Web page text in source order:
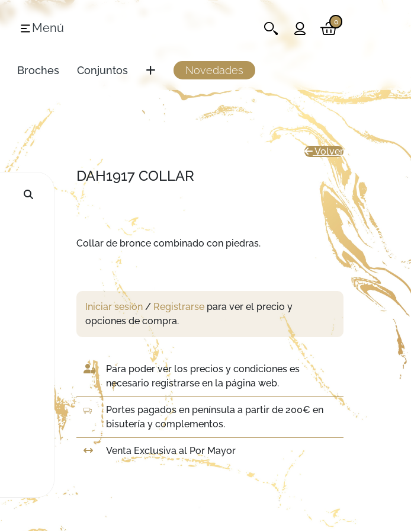
Menú 0
Broches Conjuntos Novedades
Volver
DAH1917 COLLAR
Collar de bronce combinado con piedras.
Iniciar sesión / Registrarse para ver el precio y
opciones de compra.
Para poder ver los precios y condiciones es
necesario registrarse en la página web.
Portes pagados en península a partir de 200€ en
bisutería y complementos.
Venta Exclusiva al Por Mayor